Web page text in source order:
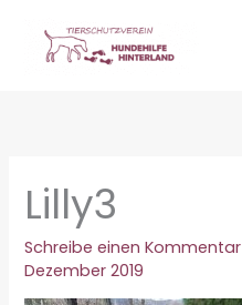
springen
Lilly3
Schreibe einen Kommentar
Dezember 2019